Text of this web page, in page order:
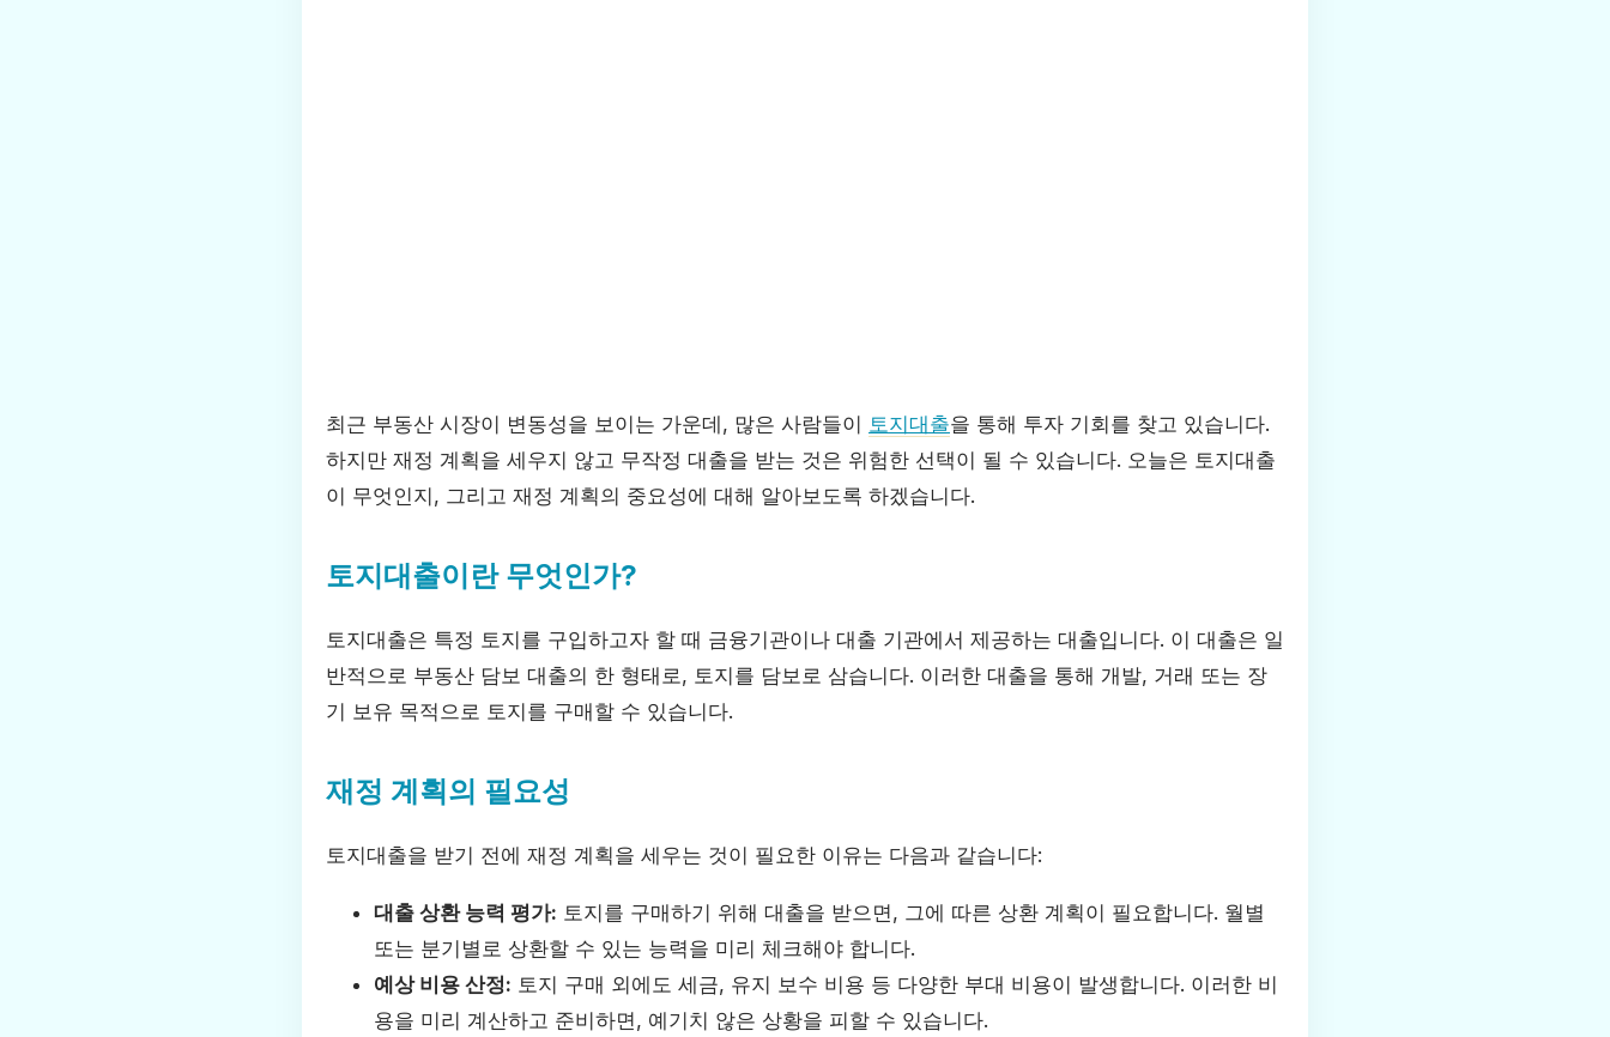
최근 부동산 시장이 변동성을 보이는 가운데, 많은 사람들이 토지대출을 통해 투자 기회를 찾고 있습니다.
하지만 재정 계획을 세우지 않고 무작정 대출을 받는 것은 위험한 선택이 될 수 있습니다. 오늘은 토지대출
이 무엇인지, 그리고 재정 계획의 중요성에 대해 알아보도록 하겠습니다.
토지대출이란 무엇인가?
토지대출은 특정 토지를 구입하고자 할 때 금융기관이나 대출 기관에서 제공하는 대출입니다. 이 대출은 일
반적으로 부동산 담보 대출의 한 형태로, 토지를 담보로 삼습니다. 이러한 대출을 통해 개발, 거래 또는 장
기 보유 목적으로 토지를 구매할 수 있습니다.
재정 계획의 필요성
토지대출을 받기 전에 재정 계획을 세우는 것이 필요한 이유는 다음과 같습니다:
대출 상환 능력 평가: 토지를 구매하기 위해 대출을 받으면, 그에 따른 상환 계획이 필요합니다. 월별
또는 분기별로 상환할 수 있는 능력을 미리 체크해야 합니다.
예상 비용 산정: 토지 구매 외에도 세금, 유지 보수 비용 등 다양한 부대 비용이 발생합니다. 이러한 비
용을 미리 계산하고 준비하면, 예기치 않은 상황을 피할 수 있습니다.